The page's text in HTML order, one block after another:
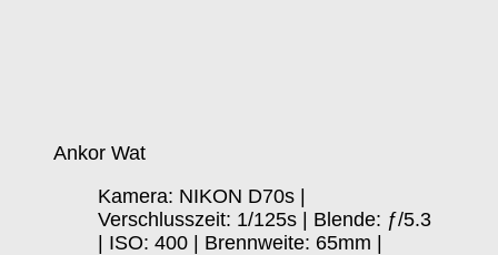
Ankor Wat
Kamera: NIKON D70s |
Verschlusszeit: 1/125s | Blende: ƒ/5.3
| ISO: 400 | Brennweite: 65mm |